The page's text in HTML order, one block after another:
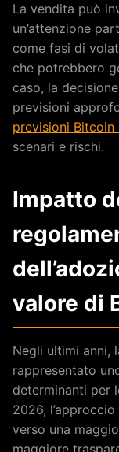
La vendita può
un’attenzione
come fasi di
che potrebbero
caso, la
previsioni
previsioni Bitcoin
scenari e rischi.
Impatto
valore di
Negli ultimi anni,
rappresentato
determinanti per
2026,
verso una
maggiore